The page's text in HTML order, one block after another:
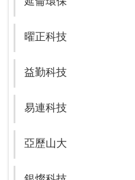
曜正科技
益勤科技
易連科技
亞歷山大